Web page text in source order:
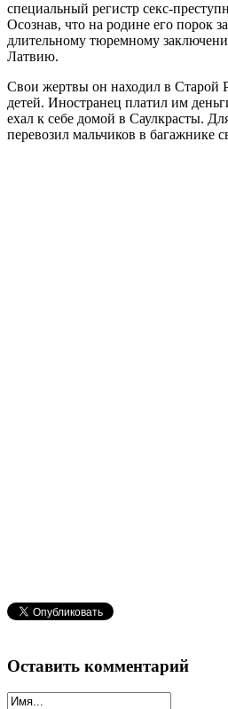
специальный регистр секс-
Осознав, что на родине его порок
длительному тюремному
Латвию.
Свои жертвы он находил в Старой
детей. Иностранец платил им
ехал к себе домой в Саулкрасты.
перевозил мальчиков в багажнике
Оставить комментарий